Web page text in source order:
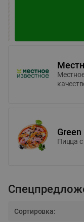
Пицца c
Сортировка: